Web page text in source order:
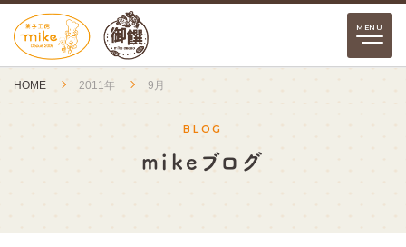
HOME 2011年 9月
BLOG
mikeブログ